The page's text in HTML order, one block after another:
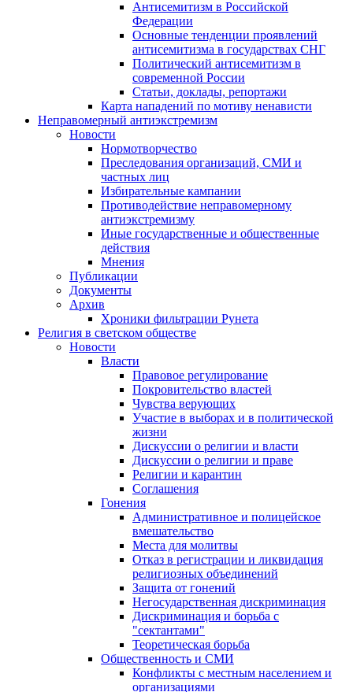
Антисемитизм в Российской
Федерации
Основные тенденции проявлений
антисемитизма в государствах СНГ
Политический антисемитизм в
современной России
Статьи, доклады, репортажи
Карта нападений по мотиву ненависти
Неправомерный антиэкстремизм
Новости
Нормотворчество
Преследования организаций, СМИ и
частных лиц
Избирательные кампании
Противодействие неправомерному
антиэкстремизму
Иные государственные и общественные
действия
Мнения
Публикации
Документы
Архив
Хроники фильтрации Рунета
Религия в светском обществе
Новости
Власти
Правовое регулирование
Покровительство властей
Чувства верующих
Участие в выборах и в политической
жизни
Дискуссии о религии и власти
Дискуссии о религии и праве
Религии и карантин
Соглашения
Гонения
Административное и полицейское
вмешательство
Места для молитвы
Отказ в регистрации и ликвидация
религиозных объединений
Защита от гонений
Негосударственная дискриминация
Дискриминация и борьба с
"сектантами"
Теоретическая борьба
Общественность и СМИ
Конфликты с местным населением и
организациями